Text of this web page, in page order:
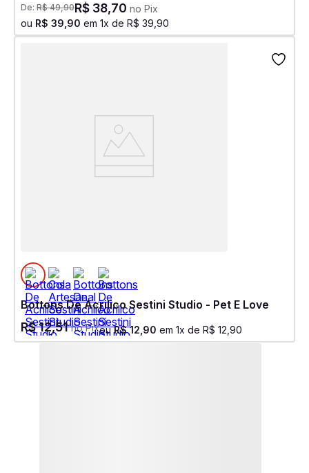
De: R$ 49,90R$ 38,70 no Pix
ou R$ 39 90 em 1x de R$ 39 90
Bottons De Acrilico Sestini Studio - Pet E Love
R$12,51no PixouR$ 12 90 em 1x de R$ 12 90